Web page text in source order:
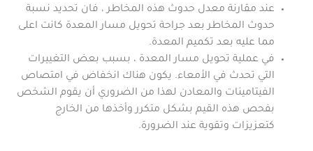
عند مقارنة معدل حدوث هذه المخاطر ، فان تحديد نسبة
حدوث المخاطر بعد جراحة تحويل مسار المعدة كانت اعلى
مما عليه بعد تكميم المعدة.
في عملية تحويل مسار المعدة ، بسبب بعض التغييرات
التي تحدث في الأمعاء. يكون هناك انخفاض في امتصاص
الفيتامينات والمعادن لهذا من الضروري أن يقوم الشخص
بفحص هذه القيم بشكل متكرر وأخذها من الخارج
كتعزيزات وتقوية عند الضرورة.